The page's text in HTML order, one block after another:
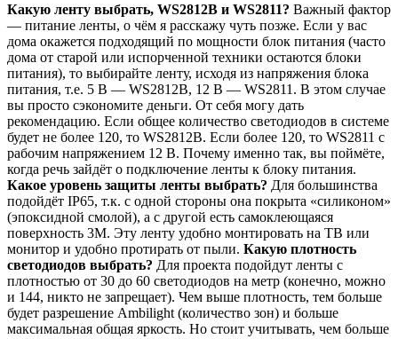
Какую ленту выбрать, WS2812B и WS2811? Важный фактор
— питание ленты, о чём я расскажу чуть позже. Если у вас
дома окажется подходящий по мощности блок питания (часто
дома от старой или испорченной техники остаются блоки
питания), то выбирайте ленту, исходя из напряжения блока
питания, т.е. 5 В — WS2812B, 12 В — WS2811. В этом случае
вы просто сэкономите деньги. От себя могу дать
рекомендацию. Если общее количество светодиодов в системе
будет не более 120, то WS2812B. Если более 120, то WS2811 с
рабочим напряжением 12 В. Почему именно так, вы поймёте,
когда речь зайдёт о подключение ленты к блоку питания.
Какое уровень защиты ленты выбрать? Для большинства
подойдёт IP65, т.к. с одной стороны она покрыта «силиконом»
(эпоксидной смолой), а с другой есть самоклеющаяся
поверхность 3M. Эту ленту удобно монтировать на ТВ или
монитор и удобно протирать от пыли. Какую плотность
светодиодов выбрать? Для проекта подойдут ленты с
плотностью от 30 до 60 светодиодов на метр (конечно, можно
и 144, никто не запрещает). Чем выше плотность, тем больше
будет разрешение Ambilight (количество зон) и больше
максимальная общая яркость. Но стоит учитывать, чем больше